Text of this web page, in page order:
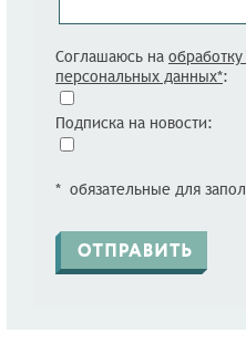
Соглашаюсь на обработку
персональных данных*:
Подписка на новости:
* обязательные для